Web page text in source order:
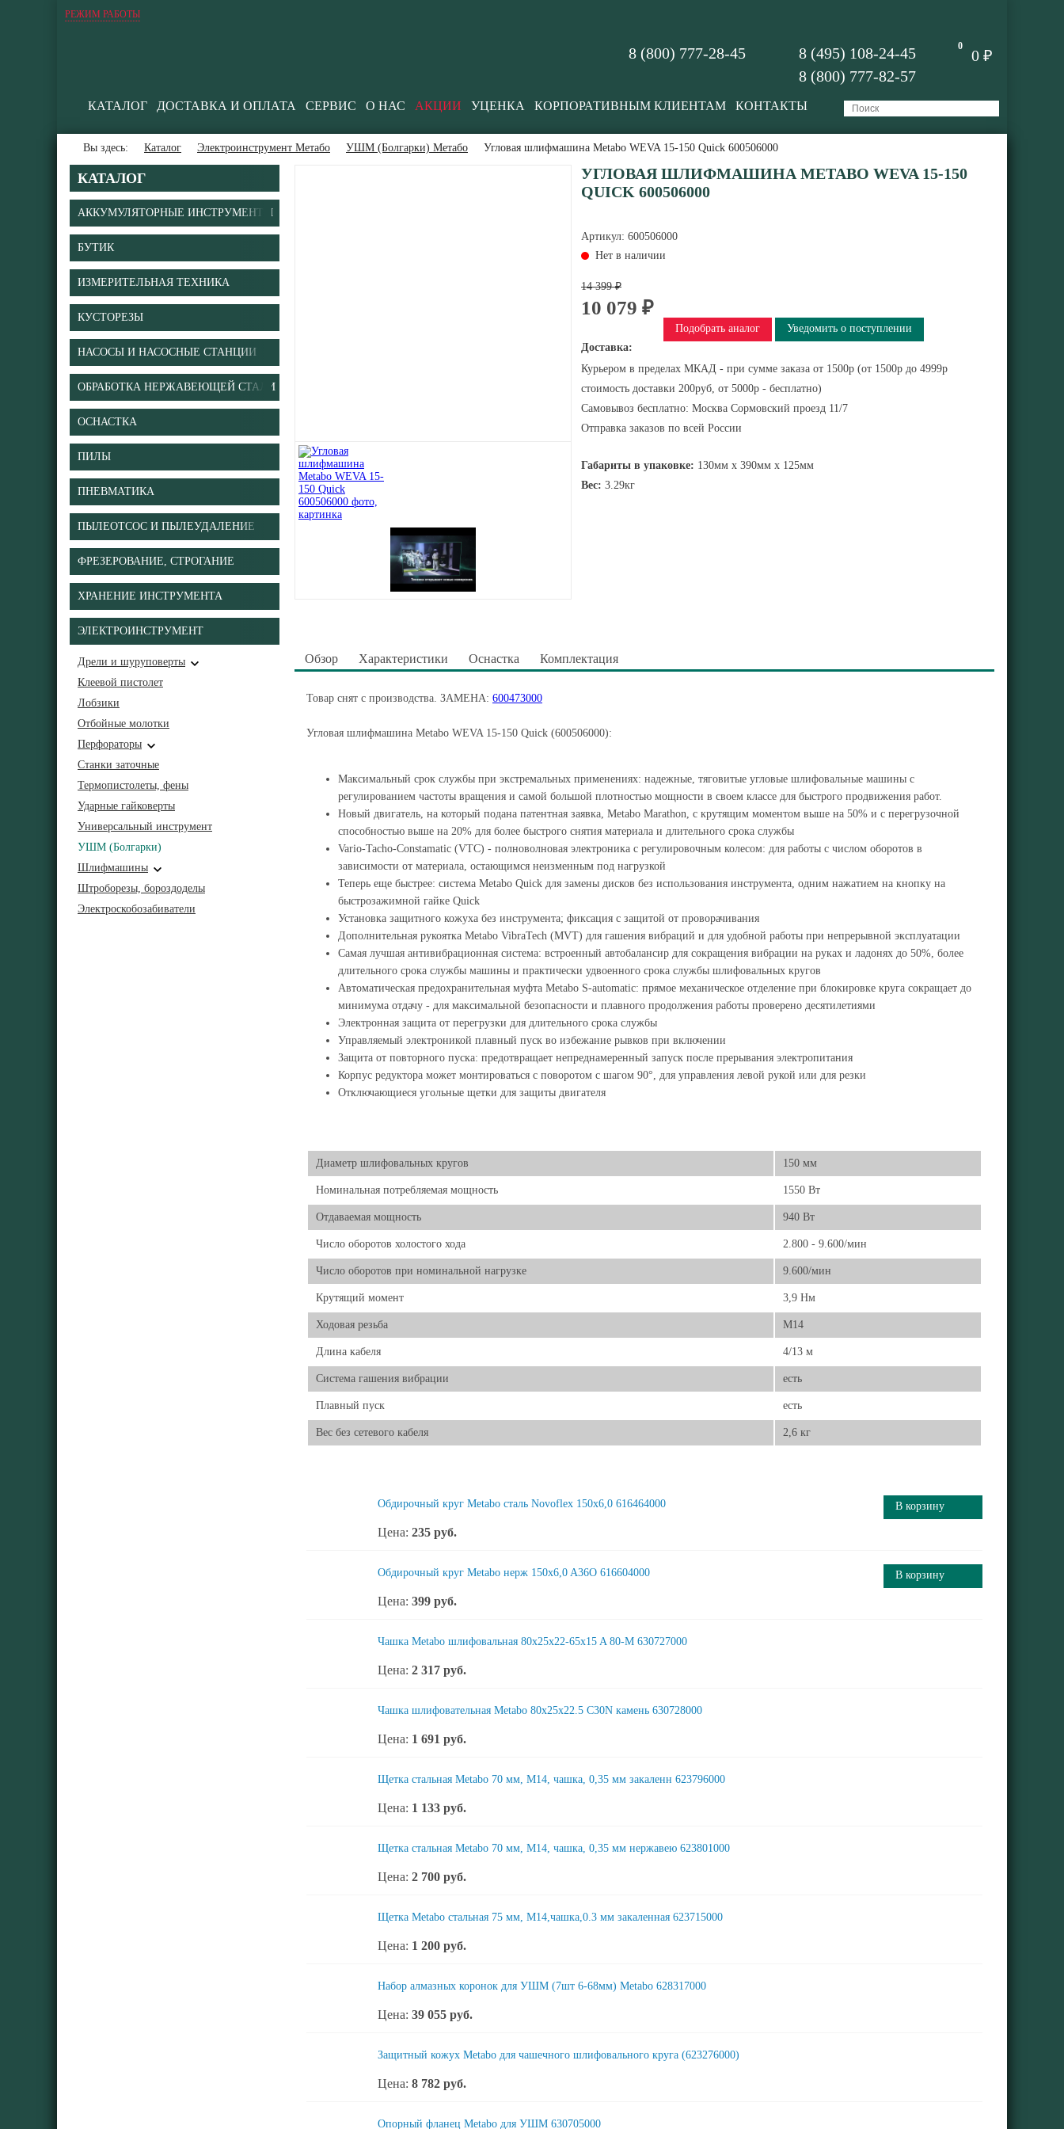
РЕЖИМ РАБОТЫ
0
0 ₽
8 (495) 108-24-45
8 (800) 777-82-57
8 (800) 777-28-45
КАТАЛОГ ДОСТАВКА И ОПЛАТА СЕРВИС О НАС АКЦИИ УЦЕНКА КОРПОРАТИВНЫМ КЛИЕНТАМ КОНТАКТЫ
Вы здесь: Каталог Электроинструмент Метабо УШМ (Болгарки) Метабо Угловая шлифмашина Metabo WEVA 15-150 Quick 600506000
КАТАЛОГ
АККУМУЛЯТОРНЫЕ ИНСТРУМЕНТЫ
БУТИК
ИЗМЕРИТЕЛЬНАЯ ТЕХНИКА
КУСТОРЕЗЫ
НАСОСЫ И НАСОСНЫЕ СТАНЦИИ
ОБРАБОТКА НЕРЖАВЕЮЩЕЙ СТАЛИ
ОСНАСТКА
ПИЛЫ
ПНЕВМАТИКА
ПЫЛЕОТСОС И ПЫЛЕУДАЛЕНИЕ
ФРЕЗЕРОВАНИЕ, СТРОГАНИЕ
ХРАНЕНИЕ ИНСТРУМЕНТА
ЭЛЕКТРОИНСТРУМЕНТ
Дрели и шуруповерты
Клеевой пистолет
Лобзики
Отбойные молотки
Перфораторы
Станки заточные
Термопистолеты, фены
Ударные гайковерты
Универсальный инструмент
УШМ (Болгарки)
Шлифмашины
Штроборезы, бороздоделы
Электроскобозабиватели
УГЛОВАЯ ШЛИФМАШИНА METABO WEVA 15-150
QUICK 600506000
Артикул: 600506000
Нет в наличии
14 399 ₽
10 079 ₽
Подобрать аналог
Уведомить о поступлении
Доставка:
Курьером в пределах МКАД - при сумме заказа от 1500р (от 1500р до 4999р
стоимость доставки 200руб, от 5000р - бесплатно)
Самовывоз бесплатно: Москва Сормовский проезд 11/7
Отправка заказов по всей России
Габариты в упаковке: 130мм x 390мм x 125мм
Вес: 3.29кг
Обзор Характеристики Оснастка Комплектация
Товар снят с производства. ЗАМЕНА: 600473000
Угловая шлифмашина Metabo WEVA 15-150 Quick (600506000):
Максимальный срок службы при экстремальных применениях: надежные, тяговитые угловые шлифовальные машины с
регулированием частоты вращения и самой большой плотностью мощности в своем классе для быстрого продвижения работ.
Новый двигатель, на который подана патентная заявка, Metabo Marathon, с крутящим моментом выше на 50% и с перегрузочной
способностью выше на 20% для более быстрого снятия материала и длительного срока службы
Vario-Tacho-Constamatic (VTC) - полноволновая электроника с регулировочным колесом: для работы с числом оборотов в
зависимости от материала, остающимся неизменным под нагрузкой
Теперь еще быстрее: система Metabo Quick для замены дисков без использования инструмента, одним нажатием на кнопку на
быстрозажимной гайке Quick
Установка защитного кожуха без инструмента; фиксация с защитой от проворачивания
Дополнительная рукоятка Metabo VibraTech (MVT) для гашения вибраций и для удобной работы при непрерывной эксплуатации
Самая лучшая антивибрационная система: встроенный автобалансир для сокращения вибрации на руках и ладонях до 50%, более
длительного срока службы машины и практически удвоенного срока службы шлифовальных кругов
Автоматическая предохранительная муфта Metabo S-automatic: прямое механическое отделение при блокировке круга сокращает до
минимума отдачу - для максимальной безопасности и плавного продолжения работы проверено десятилетиями
Электронная защита от перегрузки для длительного срока службы
Управляемый электроникой плавный пуск во избежание рывков при включении
Защита от повторного пуска: предотвращает непреднамеренный запуск после прерывания электропитания
Корпус редуктора может монтироваться с поворотом с шагом 90°, для управления левой рукой или для резки
Отключающиеся угольные щетки для защиты двигателя
Диаметр шлифовальных кругов 150 мм
Номинальная потребляемая мощность 1550 Вт
Отдаваемая мощность 940 Вт
Число оборотов холостого хода 2.800 - 9.600/мин
Число оборотов при номинальной нагрузке 9.600/мин
Крутящий момент 3,9 Нм
Ходовая резьба М14
Длина кабеля 4/13 м
Система гашения вибрации есть
Плавный пуск есть
Вес без сетевого кабеля 2,6 кг
В корзину
Обдирочный круг Metabo сталь Novoflex 150x6,0 616464000
Цена: 235 руб.
В корзину
Обдирочный круг Metabo нерж 150x6,0 A36O 616604000
Цена: 399 руб.
Чашка Metabo шлифовальная 80x25x22-65x15 A 80-M 630727000
Цена: 2 317 руб.
Чашка шлифовательная Metabo 80x25x22.5 C30N камень 630728000
Цена: 1 691 руб.
Щетка стальная Metabo 70 мм, М14, чашка, 0,35 мм закаленн 623796000
Цена: 1 133 руб.
Щетка стальная Metabo 70 мм, М14, чашка, 0,35 мм нержавею 623801000
Цена: 2 700 руб.
Щетка Metabo стальная 75 мм, М14,чашка,0.3 мм закаленная 623715000
Цена: 1 200 руб.
Набор алмазных коронок для УШМ (7шт 6-68мм) Metabo 628317000
Цена: 39 055 руб.
Защитный кожух Metabo для чашечного шлифовального круга (623276000)
Цена: 8 782 руб.
Опорный фланец Metabo для УШМ 630705000